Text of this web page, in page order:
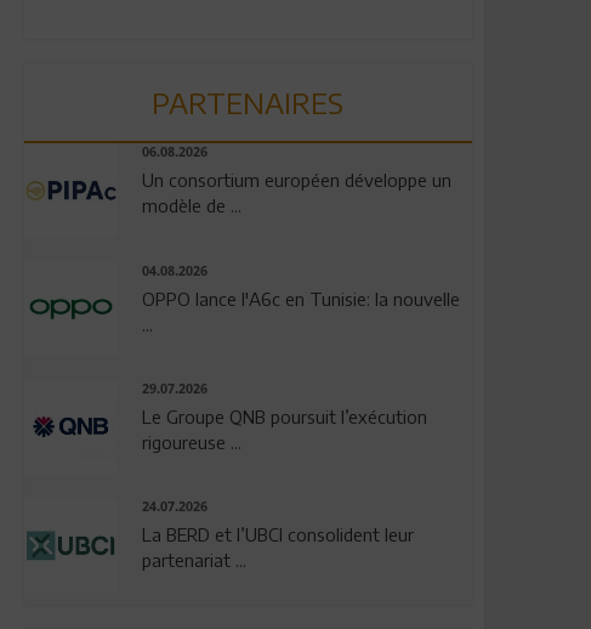
PARTENAIRES
06.08.2026
Un consortium européen développe un
modèle de ...
04.08.2026
OPPO lance l'A6c en Tunisie: la nouvelle
29.07.2026
Le Groupe QNB poursuit l’exécution
rigoureuse ...
24.07.2026
La BERD et l’UBCI consolident leur
partenariat ...